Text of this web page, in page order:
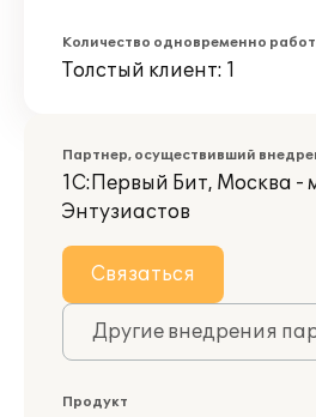
Количество одновременно
Толстый клиент: 1
Партнер, осуществивший
1С:Первый Бит, Москва -
Энтузиастов
Связаться
Другие внедрения
Продукт